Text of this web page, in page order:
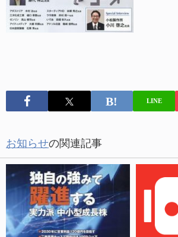
LINE
お知らせの関連記事